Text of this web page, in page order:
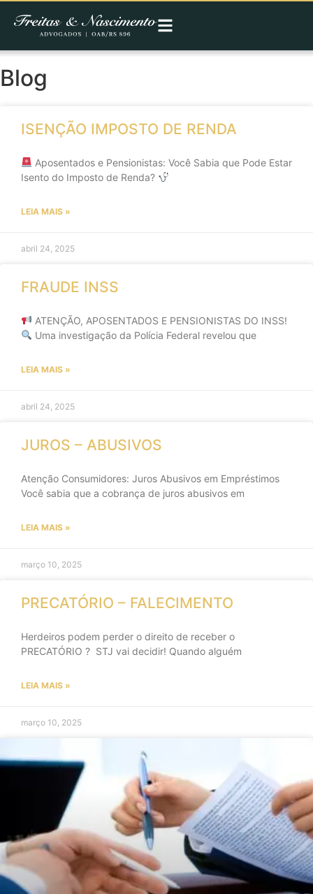
Blog
ISENÇÃO IMPOSTO DE RENDA
Aposentados e Pensionistas: Você Sabia que Pode Estar
Isento do Imposto de Renda?
LEIA MAIS »
abril 24, 2025
FRAUDE INSS
ATENÇÃO, APOSENTADOS E PENSIONISTAS DO INSS!
Uma investigação da Polícia Federal revelou que
LEIA MAIS »
abril 24, 2025
JUROS – ABUSIVOS
Atenção Consumidores: Juros Abusivos em Empréstimos
Você sabia que a cobrança de juros abusivos em
LEIA MAIS »
março 10, 2025
PRECATÓRIO – FALECIMENTO
Herdeiros podem perder o direito de receber o
PRECATÓRIO ? STJ vai decidir! Quando alguém
LEIA MAIS »
março 10, 2025